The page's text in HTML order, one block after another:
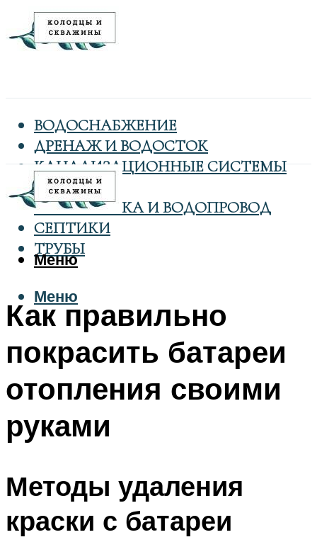
ВОДОСНАБЖЕНИЕ
ДРЕНАЖ И ВОДОСТОК
КАНАЛИЗАЦИОННЫЕ СИСТЕМЫ
КОЛОДЦЫ
САНТЕХНИКА И ВОДОПРОВОД
СЕПТИКИ
ТРУБЫ
Меню
Меню
Как правильно
покрасить батареи
отопления своими
руками
Методы удаления
краски с батареи